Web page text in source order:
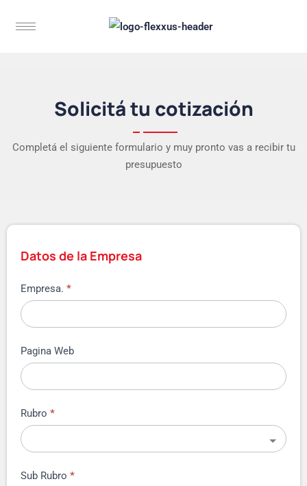
Solicitá tu cotización
Completá el siguiente formulario y muy pronto vas a recibir tu
presupuesto
Datos de la Empresa
Empresa. *
Pagina Web
Rubro *
Sub Rubro *